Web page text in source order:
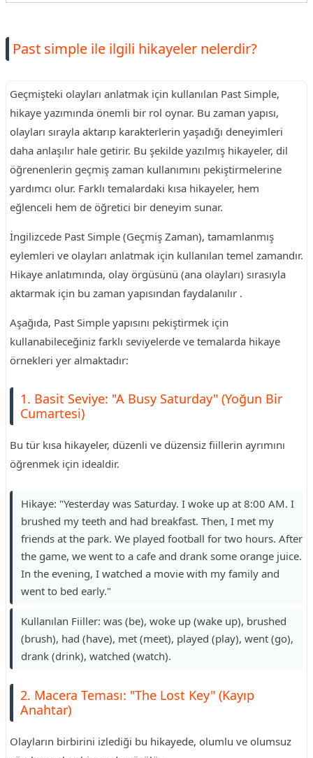
Past simple ile ilgili hikayeler nelerdir?
Geçmişteki olayları anlatmak için kullanılan Past Simple,
hikaye yazımında önemli bir rol oynar. Bu zaman yapısı,
olayları sırayla aktarıp karakterlerin yaşadığı deneyimleri
daha anlaşılır hale getirir. Bu şekilde yazılmış hikayeler, dil
öğrenenlerin geçmiş zaman kullanımını pekiştirmelerine
yardımcı olur. Farklı temalardaki kısa hikayeler, hem
eğlenceli hem de öğretici bir deneyim sunar.
İngilizcede Past Simple (Geçmiş Zaman), tamamlanmış
eylemleri ve olayları anlatmak için kullanılan temel zamandır.
Hikaye anlatımında, olay örgüsünü (ana olayları) sırasıyla
aktarmak için bu zaman yapısından faydalanılır .
Aşağıda, Past Simple yapısını pekiştirmek için
kullanabileceğiniz farklı seviyelerde ve temalarda hikaye
örnekleri yer almaktadır:
1. Basit Seviye: "A Busy Saturday" (Yoğun Bir
Cumartesi)
Bu tür kısa hikayeler, düzenli ve düzensiz fiillerin ayrımını
öğrenmek için idealdir.
Hikaye: "Yesterday was Saturday. I woke up at 8:00 AM. I
brushed my teeth and had breakfast. Then, I met my
friends at the park. We played football for two hours. After
the game, we went to a cafe and drank some orange juice.
In the evening, I watched a movie with my family and
went to bed early."
Kullanılan Fiiller: was (be), woke up (wake up), brushed
(brush), had (have), met (meet), played (play), went (go),
drank (drink), watched (watch).
2. Macera Teması: "The Lost Key" (Kayıp
Anahtar)
Olayların birbirini izlediği bu hikayede, olumlu ve olumsuz